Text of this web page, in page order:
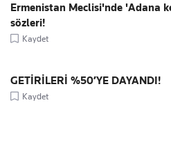
Ermenistan Meclisi'nde 'Adana
sözleri!
Kaydet
GETİRİLERİ %50’YE DAYANDI!
Kaydet